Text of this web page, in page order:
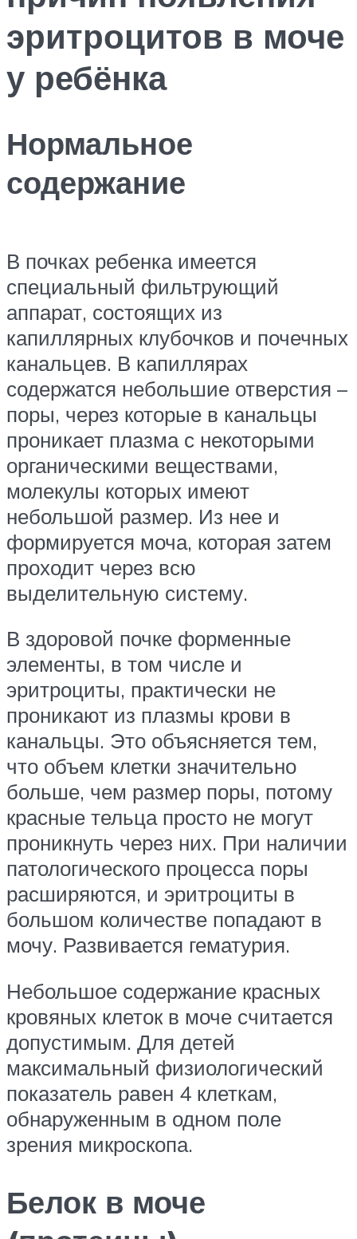
эритроцитов в моче
у ребёнка
Нормальное
содержание
В почках ребенка имеется
специальный фильтрующий
аппарат, состоящих из
капиллярных клубочков и почечных
канальцев. В капиллярах
содержатся небольшие отверстия –
поры, через которые в канальцы
проникает плазма с некоторыми
органическими веществами,
молекулы которых имеют
небольшой размер. Из нее и
формируется моча, которая затем
проходит через всю
выделительную систему.
В здоровой почке форменные
элементы, в том числе и
эритроциты, практически не
проникают из плазмы крови в
канальцы. Это объясняется тем,
что объем клетки значительно
больше, чем размер поры, потому
красные тельца просто не могут
проникнуть через них. При наличии
патологического процесса поры
расширяются, и эритроциты в
большом количестве попадают в
мочу. Развивается гематурия.
Небольшое содержание красных
кровяных клеток в моче считается
допустимым. Для детей
максимальный физиологический
показатель равен 4 клеткам,
обнаруженным в одном поле
зрения микроскопа.
Белок в моче